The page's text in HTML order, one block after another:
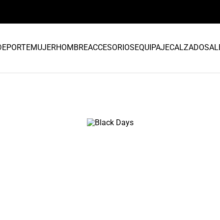
MUJERHOMBREACCESORIOSEQUIPAJECALZADO